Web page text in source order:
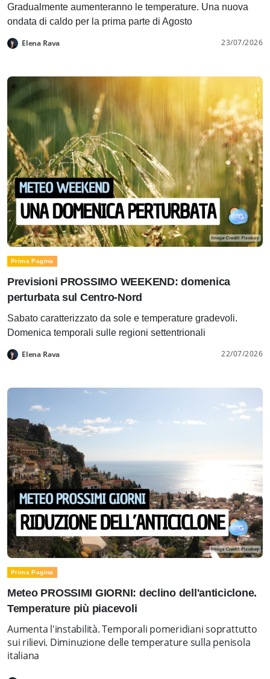
Gradualmente aumenteranno le temperature. Una nuova
ondata di caldo per la prima parte di Agosto
Elena Rava 23/07/2026
Prima Pagina
Previsioni PROSSIMO WEEKEND: domenica
perturbata sul Centro-Nord
Sabato caratterizzato da sole e temperature gradevoli.
Domenica temporali sulle regioni settentrionali
Elena Rava 22/07/2026
Prima Pagina
Meteo PROSSIMI GIORNI: declino dell'anticiclone.
Temperature più piacevoli
Aumenta l'instabilità. Temporali pomeridiani soprattutto
sui rilievi. Diminuzione delle temperature sulla penisola
italiana